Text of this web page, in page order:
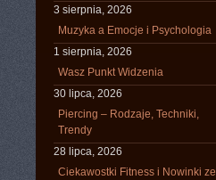
3 sierpnia, 2026
Muzyka a Emocje i Psychologia
1 sierpnia, 2026
Wasz Punkt Widzenia
30 lipca, 2026
Piercing – Rodzaje, Techniki,
Trendy
28 lipca, 2026
Ciekawostki Fitness i Nowinki ze